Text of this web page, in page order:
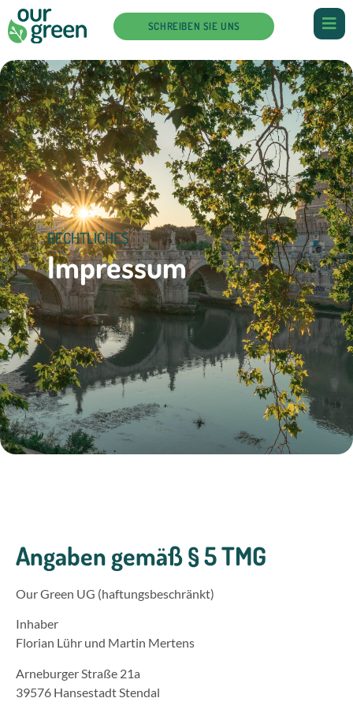
SCHREIBEN SIE UNS
RECHTLICHES
Impressum
Angaben gemäß § 5 TMG
Our Green UG (haftungsbeschränkt)
Inhaber
Florian Lühr und Martin Mertens
Arneburger Straße 21a
39576 Hansestadt Stendal